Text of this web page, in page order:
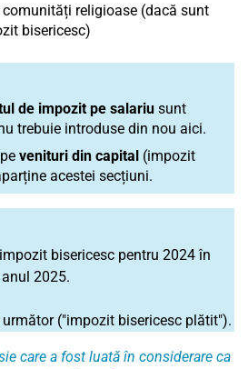
comunități religioase (dacă sunt
bisericesc)
de impozit pe salariu sunt
trebuie introduse din nou aici.
venituri din capital (impozit
acestei secțiuni.
bisericesc pentru 2024 în
2025.
("impozit bisericesc plătit").
care a fost luată în considerare ca